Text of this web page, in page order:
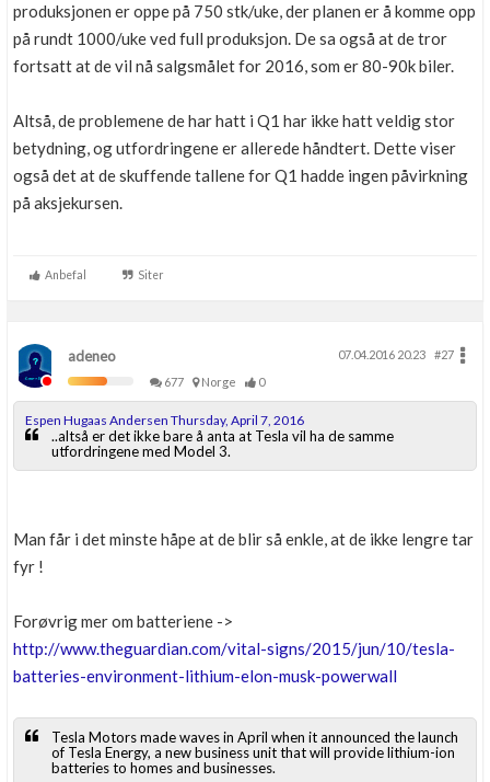
produksjonen er oppe på 750 stk/uke, der planen er å komme opp
på rundt 1000/uke ved full produksjon. De sa også at de tror
fortsatt at de vil nå salgsmålet for 2016, som er 80-90k biler.
Altså, de problemene de har hatt i Q1 har ikke hatt veldig stor
betydning, og utfordringene er allerede håndtert. Dette viser
også det at de skuffende tallene for Q1 hadde ingen påvirkning
på aksjekursen.
Anbefal Siter
adeneo 07.04.2016 20.23
#27
677
Norge 0
Espen Hugaas Andersen Thursday, April 7, 2016
..altså er det ikke bare å anta at Tesla vil ha de samme
utfordringene med Model 3.
Man får i det minste håpe at de blir så enkle, at de ikke lengre tar
fyr !
Forøvrig mer om batteriene ->
http://www.theguardian.com/vital-signs/2015/jun/10/tesla-
batteries-environment-lithium-elon-musk-powerwall
Tesla Motors made waves in April when it announced the launch
of Tesla Energy, a new business unit that will provide lithium-ion
batteries to homes and businesses.